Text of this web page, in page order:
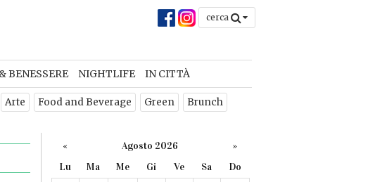
cerca
BENESSERE NIGHTLIFE IN CITTÀ
Arte Food and Beverage Green Brunch
« Agosto 2026
»
Lu
Ma Me Gi Ve Sa
Do